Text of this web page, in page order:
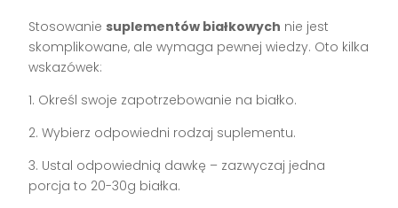
Stosowanie suplementów białkowych nie jest
skomplikowane, ale wymaga pewnej wiedzy. Oto kilka
wskazówek:
1. Określ swoje zapotrzebowanie na białko.
2. Wybierz odpowiedni rodzaj suplementu.
3. Ustal odpowiednią dawkę – zazwyczaj jedna
porcja to 20-30g białka.